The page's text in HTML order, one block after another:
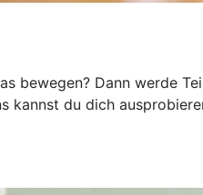
bewegen? Dann werde
kannst du dich